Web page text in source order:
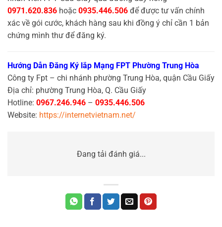
0971.620.836 hoặc 0935.446.506 để được tư vấn chính
xác về gói cước, khách hàng sau khi đồng ý chỉ cần 1 bản
chứng mình thư để đăng ký.
Hướng Dẫn Đăng Ký lắp Mạng FPT Phường Trung Hòa
Công ty Fpt – chi nhánh phường Trung Hòa, quận Cầu Giấy
Địa chỉ: phường Trung Hòa, Q. Cầu Giấy
Hotline: 0967.246.946 – 0935.446.506
Website: https://internetvietnam.net/
Đang tải đánh giá...